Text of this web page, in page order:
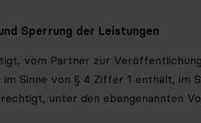
Sperrung der Leistungen
vom Partner zur
Sinne von § 4 Ziffer 1 enthält,
unter den ebengenannten